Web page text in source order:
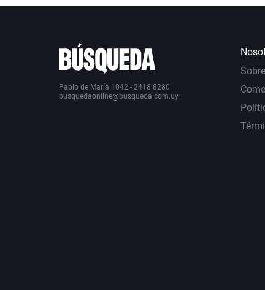
Pablo de María 1042 - 2418 8280
busquedaonline@busqueda.com.uy